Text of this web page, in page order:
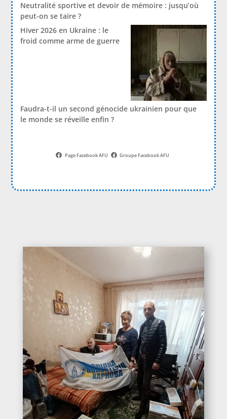
Neutralité sportive et devoir de mémoire : jusqu’où
peut-on se taire ?
Hiver 2026 en Ukraine : le
froid comme arme de guerre
Faudra-t-il un second génocide ukrainien pour que
le monde se réveille enfin ?
Page Facebook AFU Groupe Facebook AFU